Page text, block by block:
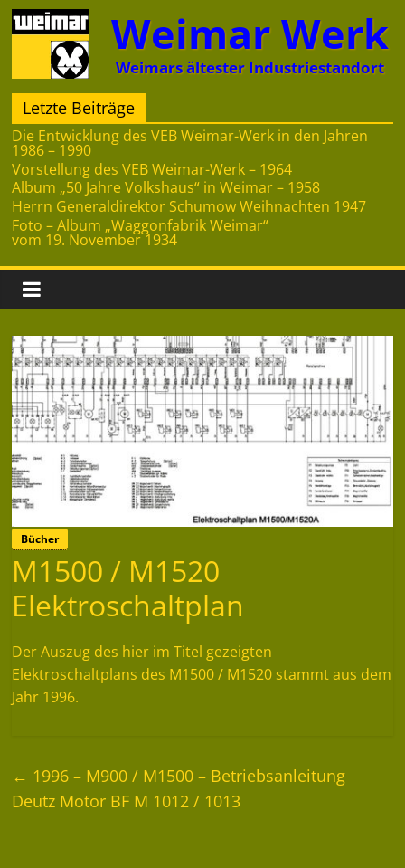
Zum
Inhalt
springen
Weimar Werk
Weimars ältester Industriestandort
Letzte Beiträge
Die Entwicklung des VEB Weimar-Werk in den Jahren
1986 – 1990
Vorstellung des VEB Weimar-Werk – 1964
Album „50 Jahre Volkshaus“ in Weimar – 1958
Herrn Generaldirektor Schumow Weihnachten 1947
Foto – Album „Waggonfabrik Weimar“
vom 19. November 1934
Bücher
M1500 / M1520
Elektroschaltplan
Der Auszug des hier im Titel gezeigten
Elektroschaltplans des M1500 / M1520 stammt aus dem
Jahr 1996.
← 1996 – M900 / M1500 – Betriebsanleitung
Deutz Motor BF M 1012 / 1013